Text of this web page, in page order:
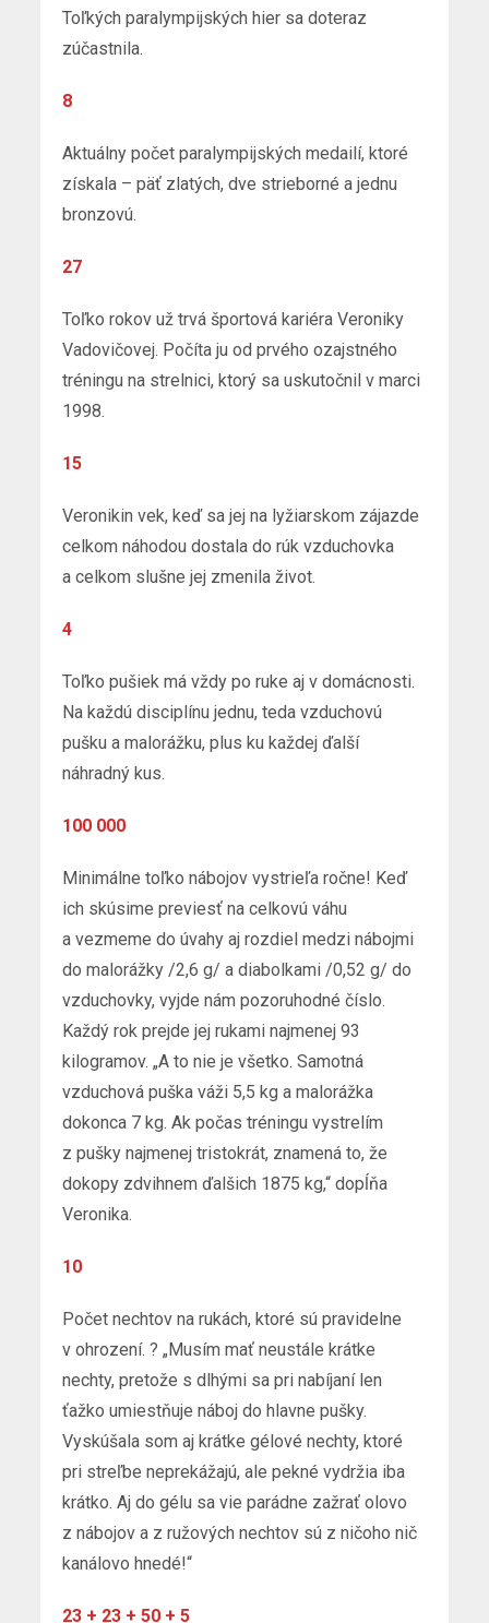
Toľkých paralympijských hier sa doteraz
zúčastnila.
8
Aktuálny počet paralympijských medailí, ktoré
získala – päť zlatých, dve strieborné a jednu
bronzovú.
27
Toľko rokov už trvá športová kariéra Veroniky
Vadovičovej. Počíta ju od prvého ozajstného
tréningu na strelnici, ktorý sa uskutočnil v marci
1998.
15
Veronikin vek, keď sa jej na lyžiarskom zájazde
celkom náhodou dostala do rúk vzduchovka
a celkom slušne jej zmenila život.
4
Toľko pušiek má vždy po ruke aj v domácnosti.
Na každú disciplínu jednu, teda vzduchovú
pušku a malorážku, plus ku každej ďalší
náhradný kus.
100 000
Minimálne toľko nábojov vystrieľa ročne! Keď
ich skúsime previesť na celkovú váhu
a vezmeme do úvahy aj rozdiel medzi nábojmi
do malorážky /2,6 g/ a diabolkami /0,52 g/ do
vzduchovky, vyjde nám pozoruhodné číslo.
Každý rok prejde jej rukami najmenej 93
kilogramov. „A to nie je všetko. Samotná
vzduchová puška váži 5,5 kg a malorážka
dokonca 7 kg. Ak počas tréningu vystrelím
z pušky najmenej tristokrát, znamená to, že
dokopy zdvihnem ďalšich 1875 kg,“ dopĺňa
Veronika.
10
Počet nechtov na rukách, ktoré sú pravidelne
v ohrození. ? „Musím mať neustále krátke
nechty, pretože s dlhými sa pri nabíjaní len
ťažko umiestňuje náboj do hlavne pušky.
Vyskúšala som aj krátke gélové nechty, ktoré
pri streľbe neprekážajú, ale pekné vydržia iba
krátko. Aj do gélu sa vie parádne zažrať olovo
z nábojov a z ružových nechtov sú z ničoho nič
kanálovo hnedé!“
23 + 23 + 50 + 5